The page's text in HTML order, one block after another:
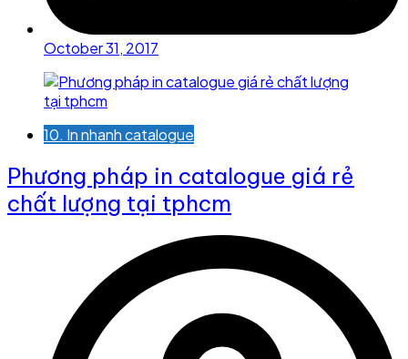
October 31, 2017
10. In nhanh catalogue
Phương pháp in catalogue giá rẻ
chất lượng tại tphcm